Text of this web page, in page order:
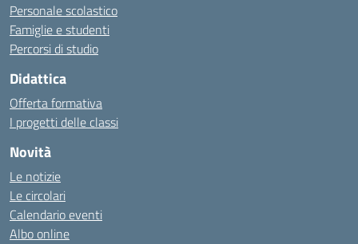
Personale scolastico
Famiglie e studenti
Percorsi di studio
Didattica
Offerta formativa
I progetti delle classi
Novità
Le notizie
Le circolari
Calendario eventi
Albo online